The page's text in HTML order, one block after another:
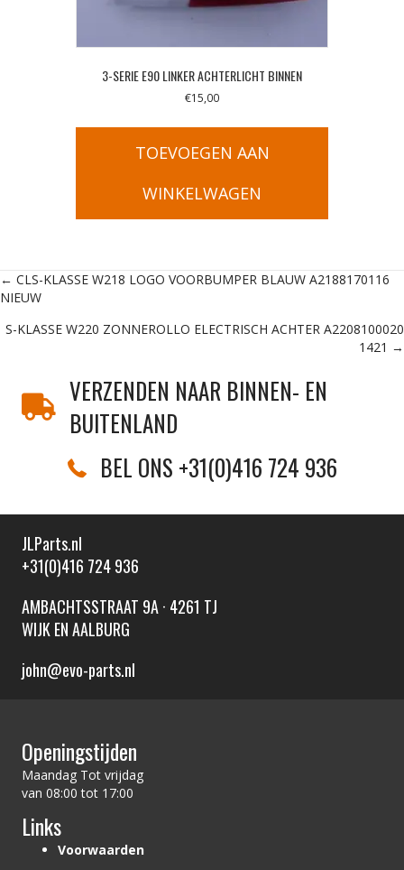
3-SERIE E90 LINKER ACHTERLICHT BINNEN
€15,00
TOEVOEGEN AAN
WINKELWAGEN
Posts
navigation
← CLS-KLASSE W218 LOGO VOORBUMPER BLAUW A2188170116
NIEUW
S-KLASSE W220 ZONNEROLLO ELECTRISCH ACHTER A2208100020
1421 →
VERZENDEN NAAR BINNEN- EN
BUITENLAND
BEL ONS +31(0)416 724 936
JLParts.nl
+31(0)416 724 936
AMBACHTSSTRAAT 9A · 4261 TJ
WIJK EN AALBURG
john@evo-parts.nl
Openingstijden
Maandag Tot vrijdag
van 08:00 tot 17:00
Links
Voorwaarden